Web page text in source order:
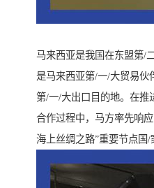
马来西亚是我国在东盟第/
是马来西亚第/一/大贸易伙
第/一/大出口目的地。在推
合作过程中，马方率先响
海上丝绸之路”重要节点国/